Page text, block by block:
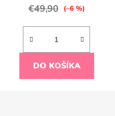
€49,90 (–6 %)
DO KOŠÍKA